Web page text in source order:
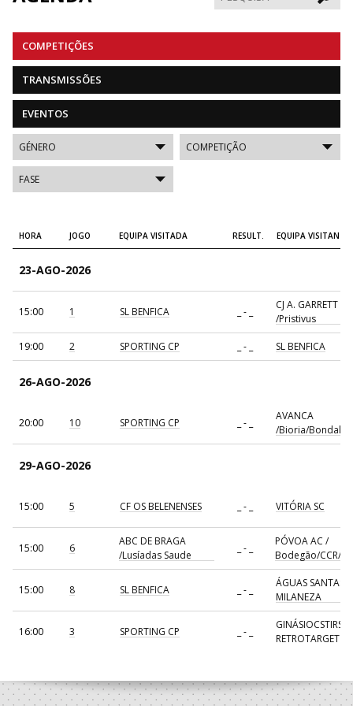
COMPETIÇÕES
TRANSMISSÕES
EVENTOS
HORA JOGO EQUIPA VISITADA RESULT. EQUIPA VISITANTE
23-AGO-2026
15:00 1 SL BENFICA _ - _
CJ A. GARRETT
/Pristivus
19:00 2 SPORTING CP _ - _ SL BENFICA
26-AGO-2026
20:00 10 SPORTING CP _ - _
AVANCA
/Bioria/Bondalti
29-AGO-2026
15:00 5 CF OS BELENENSES _ - _ VITÓRIA SC
15:00 6
ABC DE BRAGA
/Lusíadas Saude
_ - _
PÓVOA AC /
Bodegão/CCR/
15:00 8 SL BENFICA _ - _
ÁGUAS SANTAS
MILANEZA
16:00 3 SPORTING CP _ - _
RETROTARGET
18:00 7
AVANCA
_ - _ FC PORTO